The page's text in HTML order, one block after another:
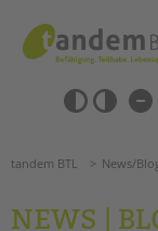
springen
Barrierefrei-
Einstellungen
überspringen
überspringen
tandem BTL News/
NEWS |